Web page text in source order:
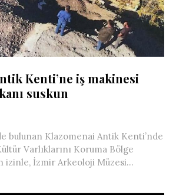
Kenti’ne iş makinesi
suskun
bulunan Klazomenai Antik Kenti’nde
Varlıklarını Koruma Bölge
izinle, İzmir Arkeoloji Müzesi...